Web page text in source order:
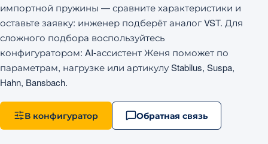
импортной пружины — сравните характеристики и
оставьте заявку: инженер подберёт аналог VST. Для
сложного подбора воспользуйтесь
конфигуратором: AI-ассистент Женя поможет по
параметрам, нагрузке или артикулу Stabilus, Suspa,
Hahn, Bansbach.
В конфигуратор Обратная связь